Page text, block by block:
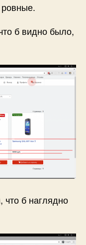
б видно было,
что б наглядно